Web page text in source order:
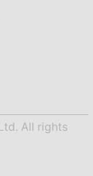
All rights